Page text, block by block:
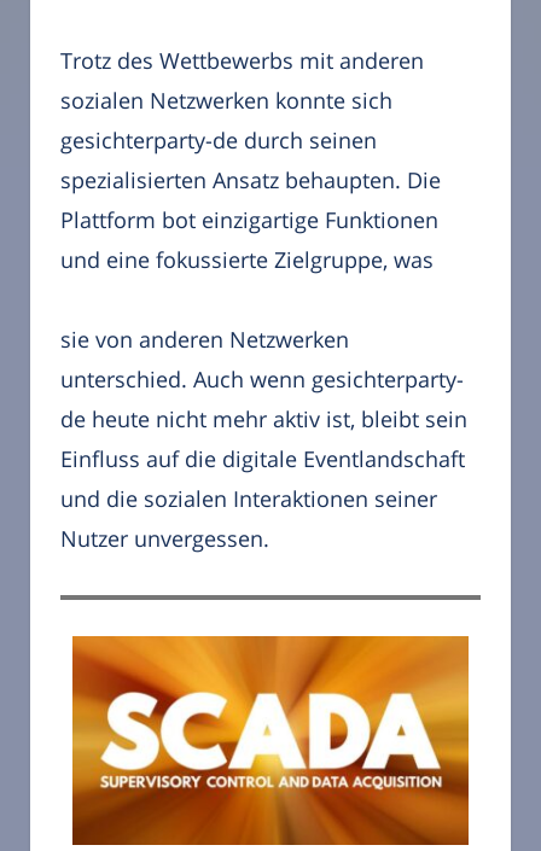
Trotz des Wettbewerbs mit anderen
sozialen Netzwerken konnte sich
gesichterparty-de durch seinen
spezialisierten Ansatz behaupten. Die
Plattform bot einzigartige Funktionen
und eine fokussierte Zielgruppe, was
sie von anderen Netzwerken
unterschied. Auch wenn gesichterparty-
de heute nicht mehr aktiv ist, bleibt sein
Einfluss auf die digitale Eventlandschaft
und die sozialen Interaktionen seiner
Nutzer unvergessen.